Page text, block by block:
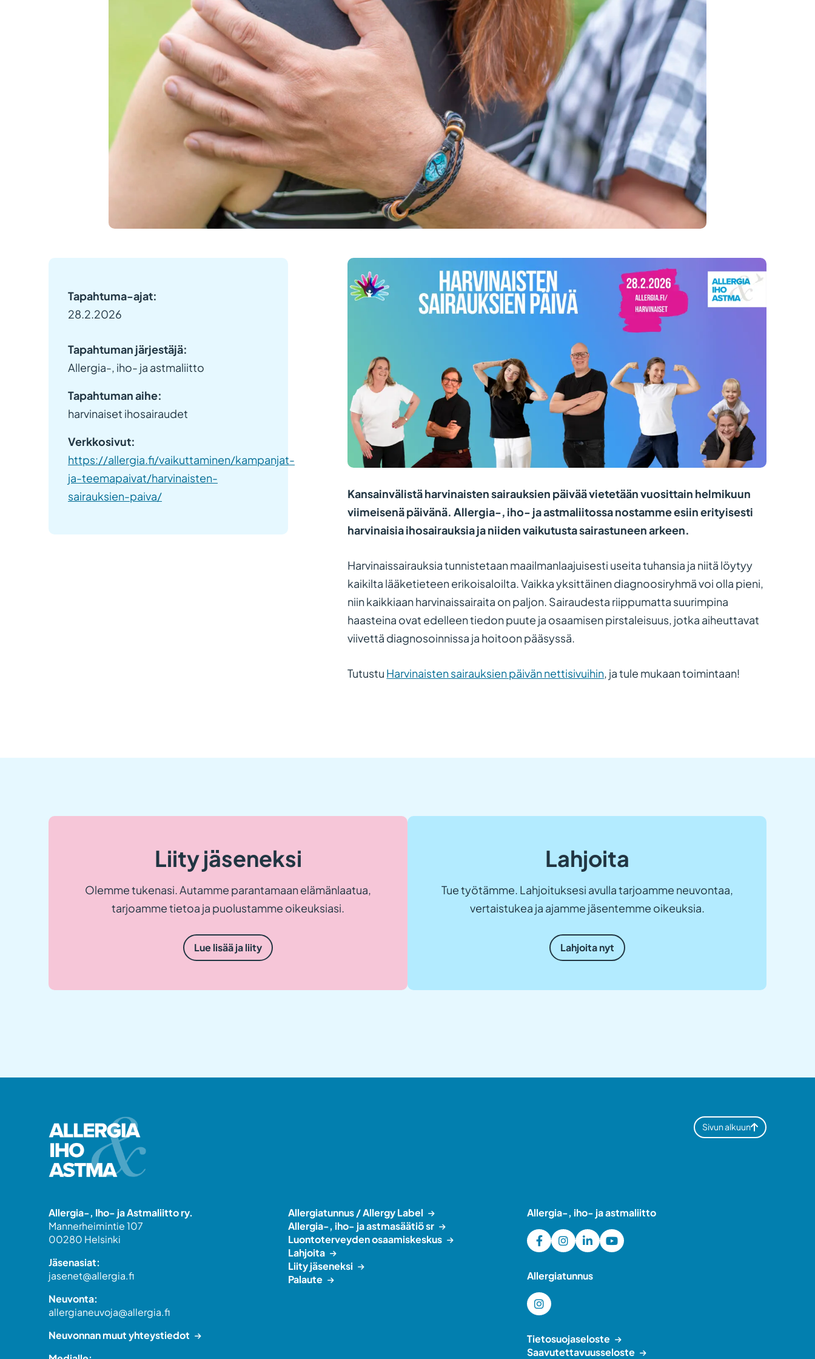
Tapahtuma-ajat:
28.2.2026
Tapahtuman järjestäjä:
Allergia-, iho- ja astmaliitto
Tapahtuman aihe:
harvinaiset ihosairaudet
Verkkosivut:
https://allergia.fi/vaikuttaminen/kampanjat-
ja-teemapaivat/harvinaisten-
sairauksien-paiva/
Kansainvälistä harvinaisten sairauksien päivää vietetään vuosittain helmikuun
viimeisenä päivänä. Allergia-, iho- ja astmaliitossa nostamme esiin erityisesti
harvinaisia ihosairauksia ja niiden vaikutusta sairastuneen arkeen.
Harvinaissairauksia tunnistetaan maailmanlaajuisesti useita tuhansia ja niitä löytyy
kaikilta lääketieteen erikoisaloilta. Vaikka yksittäinen diagnoosiryhmä voi olla pieni,
niin kaikkiaan harvinaissairaita on paljon. Sairaudesta riippumatta suurimpina
haasteina ovat edelleen tiedon puute ja osaamisen pirstaleisuus, jotka aiheuttavat
viivettä diagnosoinnissa ja hoitoon pääsyssä.
Tutustu Harvinaisten sairauksien päivän nettisivuihin , ja tule mukaan toimintaan!
Liity jäseneksi
Olemme tukenasi. Autamme parantamaan elämänlaatua,
tarjoamme tietoa ja puolustamme oikeuksiasi.
Lue lisää ja liity
Lahjoita
Tue työtämme. Lahjoituksesi avulla tarjoamme neuvontaa,
vertaistukea ja ajamme jäsentemme oikeuksia.
Lahjoita nyt
Sivun alkuun
Allergia-, Iho- ja Astmaliitto ry.
Mannerheimintie 107
00280 Helsinki
Jäsenasiat:
jasenet@allergia.fi
Neuvonta:
allergianeuvoja@allergia.fi
Neuvonnan muut yhteystiedot
Allergiatunnus / Allergy Label
Allergia-, iho- ja astmasäätiö sr
Luontoterveyden osaamiskeskus
Lahjoita
Liity jäseneksi
Palaute
Allergia-, iho- ja astmaliitto
Allergiatunnus
Tietosuojaseloste
Saavutettavuusseloste